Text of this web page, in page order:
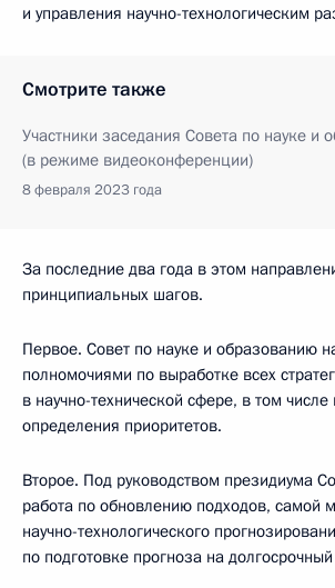
и управления научно-технологическим
Смотрите также
Участники заседания Совета по науке и
(в режиме видеоконференции)
8 февраля 2023 года
За последние два года в этом
принципиальных шагов.
Первое. Совет по науке и образованию
полномочиями по выработке всех
в научно-технической сфере, в том числе
определения приоритетов.
Второе. Под руководством президиума
работа по обновлению подходов, самой
научно-технологического
по подготовке прогноза на